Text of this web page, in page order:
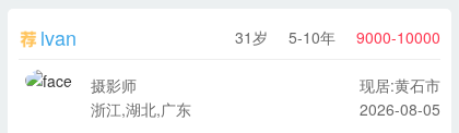
lvan 31岁 5-10年 9000-10000
摄影师
现居:黄石市
浙江,湖北,广东
2026-08-05